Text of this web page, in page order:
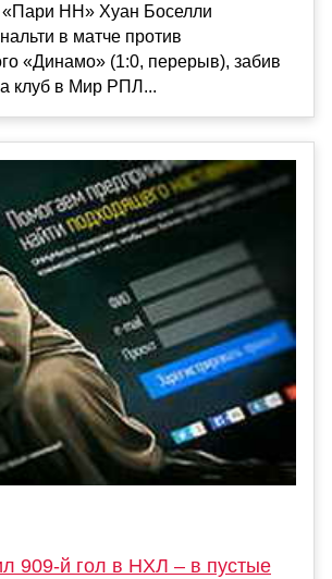
«Пари НН» Хуан Боселли
в матче против
«Динамо» (1:0, перерыв), забив
клуб в Мир РПЛ...
909-й гол в НХЛ – в пустые